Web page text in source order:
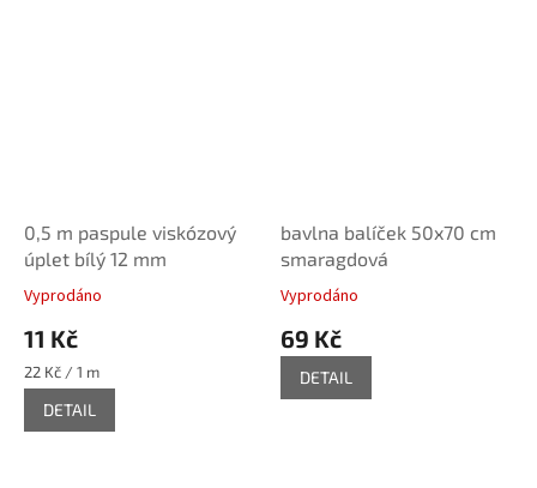
0,5 m paspule viskózový
úplet bílý 12 mm
Vyprodáno
11 Kč
Měrná
cena:
22 Kč / 1 m
DETAIL
bavlna balíček 50x70 cm
smaragdová
Vyprodáno
69 Kč
DETAIL